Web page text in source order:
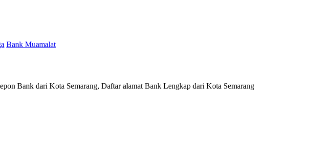
Bank Muamalat
Bank dari Kota Semarang, Daftar alamat Bank Lengkap dari Kota Semarang